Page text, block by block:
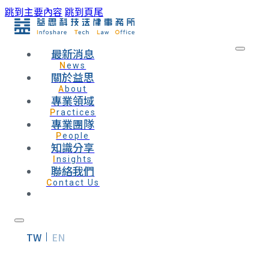
跳到主要內容 跳到頁尾
最新消息
News
關於益思
About
專業領域
Practices
專業團隊
People
知識分享
Insights
聯絡我們
Contact Us
TW EN